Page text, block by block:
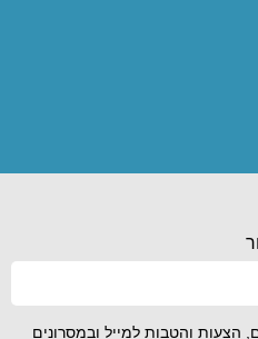
הצעות והטבות למייל ובמסרונים